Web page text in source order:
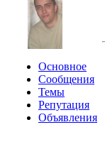
Основное
Сообщения
Темы
Репутация
Объявления